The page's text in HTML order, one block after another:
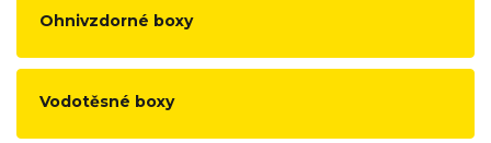
Ohnivzdorné boxy
Vodotěsné boxy